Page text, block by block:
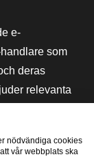
e-
som
deras
relevanta
rådgivning,
egen
nödvändiga cookies
vår webbplats ska